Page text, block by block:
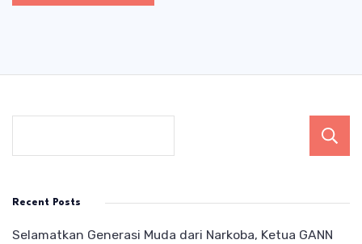
Recent Posts
Selamatkan Generasi Muda dari Narkoba, Ketua GANN